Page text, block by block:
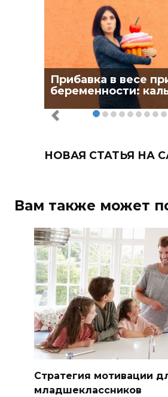
Прибавка в весе
беременности:
НОВАЯ СТАТЬЯ НА
Вам также может
Стратегия мотивации
младшеклассников